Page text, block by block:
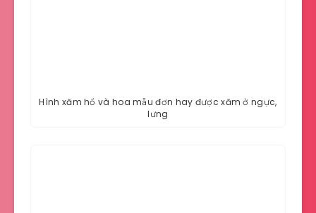
Hình xăm hổ và hoa mẫu đơn hay được xăm ở ngực,
lưng